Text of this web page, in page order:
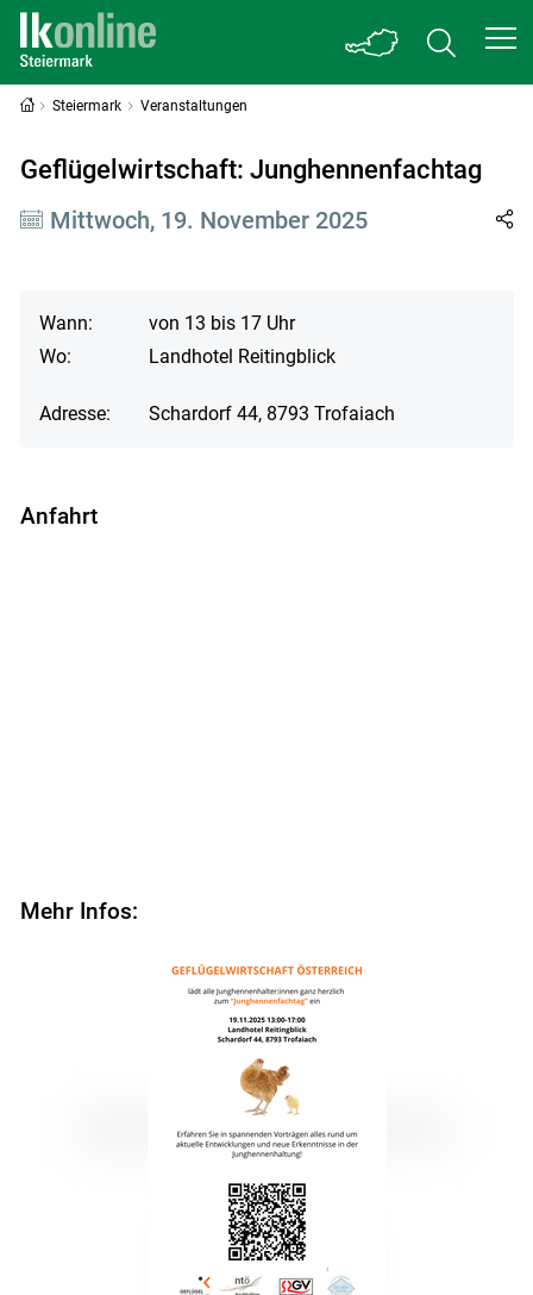
Skip to main content
Steiermark Veranstaltungen
Geflügelwirtschaft: Junghennenfachtag
Mittwoch, 19. November 2025
Wann:
von 13 bis 17 Uhr
Wo:
Landhotel Reitingblick
Adresse: Schardorf 44, 8793 Trofaiach
Anfahrt
Mehr Infos: